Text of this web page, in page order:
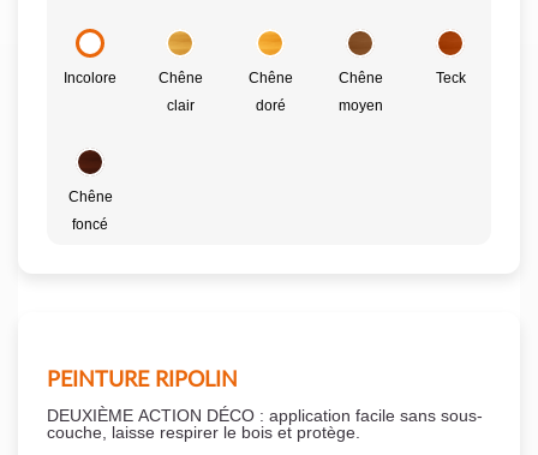
Incolore
Chêne
clair
Chêne
doré
Chêne
moyen
Teck
Chêne
foncé
PEINTURE RIPOLIN
DEUXIÈME ACTION DÉCO : application facile sans sous-
couche, laisse respirer le bois et protège.